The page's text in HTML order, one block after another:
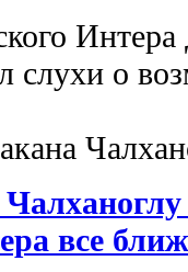
слухи о
все